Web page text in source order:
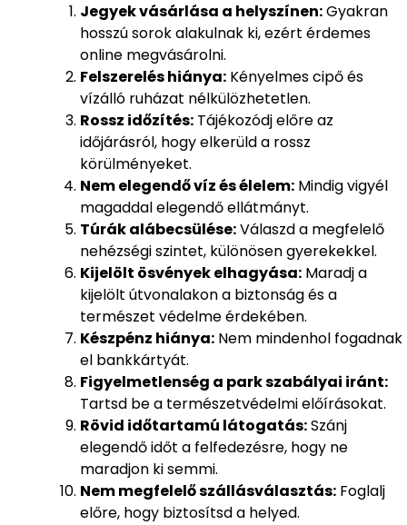
Jegyek vásárlása a helyszínen:Gyakran
hosszú sorok alakulnak ki, ezért érdemes
online megvásárolni.
Felszerelés hiánya: Kényelmes cipő és
vízálló ruházat nélkülözhetetlen.
Rossz időzítés: Tájékozódj előre az
időjárásról, hogy elkerüld a rossz
körülményeket.
Nem elegendő víz és élelem: Mindig vigyél
magaddal elegendő ellátmányt.
Túrák alábecsülése:Válaszd a megfelelő
nehézségi szintet, különösen gyerekekkel.
Kijelölt ösvények elhagyása: Maradj a
kijelölt útvonalakon a biztonság és a
természet védelme érdekében.
Készpénz hiánya: Nem mindenhol fogadnak
el bankkártyát.
Figyelmetlenség a park szabályai iránt:
Tartsd be a természetvédelmi előírásokat.
Rövid időtartamú látogatás:Szánj
elegendő időt a felfedezésre, hogy ne
maradjon ki semmi.
Nem megfelelő szállásválasztás: Foglalj
előre, hogy biztosítsd a helyed.